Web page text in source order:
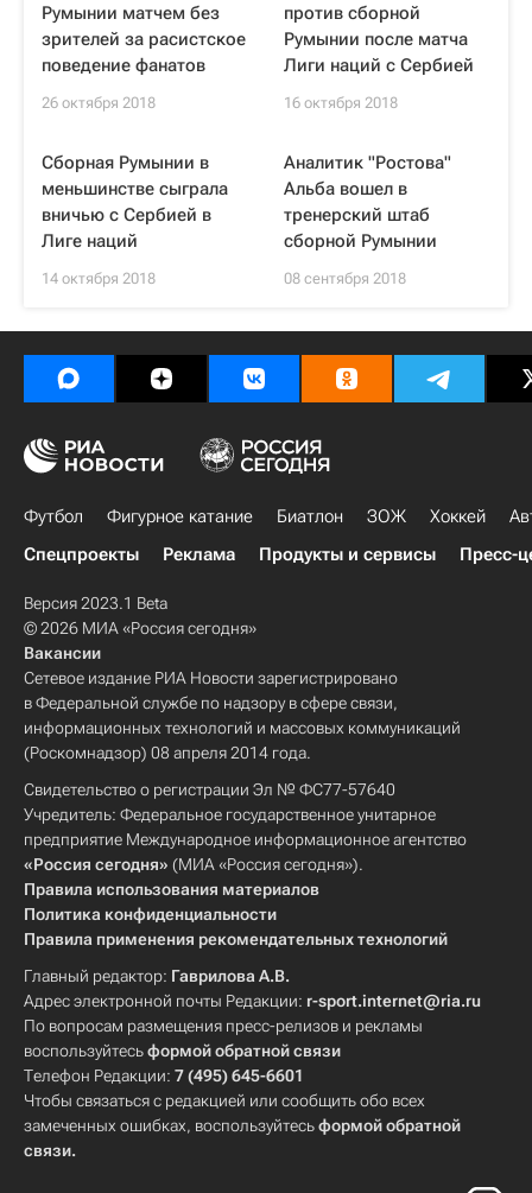
Румынии матчем без
зрителей за расистское
поведение фанатов
26 октября 2018
против сборной
Румынии после матча
Лиги наций с Сербией
16 октября 2018
Сборная Румынии в
меньшинстве сыграла
вничью с Сербией в
Лиге наций
14 октября 2018
Аналитик "Ростова"
Альба вошел в
тренерский штаб
сборной Румынии
08 сентября 2018
Футбол Фигурное катание Биатлон ЗОЖ Хоккей
Спецпроекты
Реклама Продукты и сервисы Пресс-
Версия 2023.1 Beta
© 2026 МИА «Россия сегодня»
Вакансии
Сетевое издание РИА Новости зарегистрировано
в Федеральной службе по надзору в сфере связи,
информационных технологий и массовых коммуникаций
(Роскомнадзор) 08 апреля 2014 года.
Свидетельство о регистрации Эл № ФС77-57640
Учредитель: Федеральное государственное унитарное
предприятие Международное информационное агентство
«Россия сегодня» (МИА «Россия сегодня»).
Правила использования материалов
Политика конфиденциальности
Правила применения рекомендательных технологий
Главный редактор: Гаврилова А.В.
Адрес электронной почты Редакции: r-sport.internet@ria.ru
По вопросам размещения пресс-релизов и рекламы
воспользуйтесьформой обратной связи
Телефон Редакции: 7 (495) 645-6601
Чтобы связаться с редакцией или сообщить обо всех
замеченных ошибках, воспользуйтесьформой обратной
связи.